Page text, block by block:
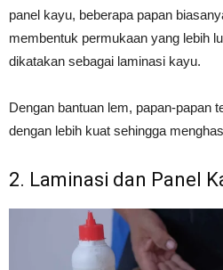
panel kayu, beberapa papan
membentuk permukaan yang lebih
dikatakan sebagai laminasi kayu.
Dengan bantuan lem, papan-papan
dengan lebih kuat sehingga
2. Laminasi dan Panel